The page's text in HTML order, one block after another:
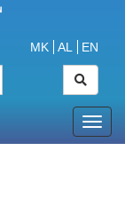
MK AL EN